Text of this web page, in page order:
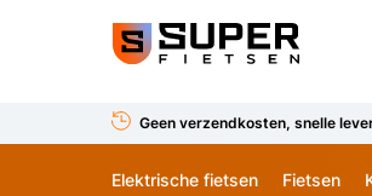
Geen verzendkosten, snelle
Elektrische fietsen Fietsen